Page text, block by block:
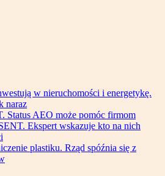
w nieruchomości i energetykę.
naraz
Status AEO może pomóc firmom
Ekspert wskazuje kto na nich
plastiku. Rząd spóźnia się z